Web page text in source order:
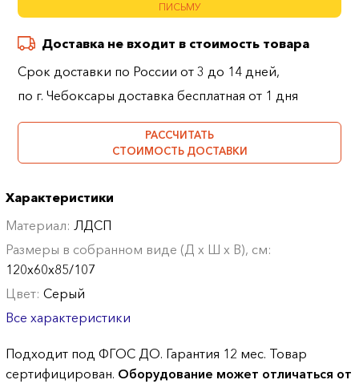
ПИСЬМУ
Доставка не входит в стоимость товара
Срок доставки по России от 3 до 14 дней,
по г. Чебоксары доставка бесплатная от 1 дня
РАССЧИТАТЬ
СТОИМОСТЬ ДОСТАВКИ
Характеристики
Материал:ЛДСП
Размеры в собранном виде (Д х Ш х В), см:
120х60х85/107
Цвет:Серый
Все характеристики
Подходит под ФГОС ДО. Гарантия 12 мес. Товар
сертифицирован. Оборудование может отличаться от